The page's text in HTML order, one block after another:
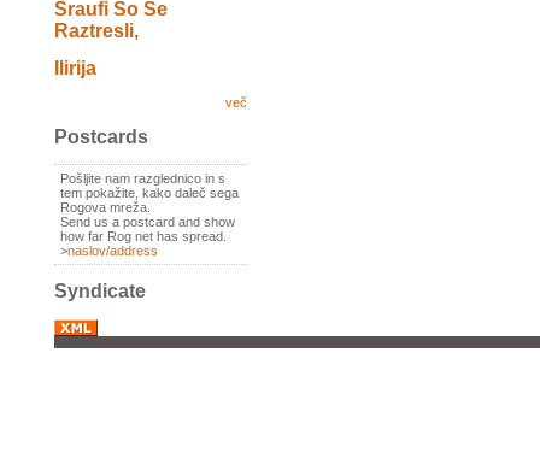
Šraufi So Se
Raztresli,
Ilirija
več
Postcards
Pošljite nam razglednico in s
tem pokažite, kako daleč sega
Rogova mreža.
Send us a postcard and show
how far Rog net has spread.
>naslov/address
Syndicate